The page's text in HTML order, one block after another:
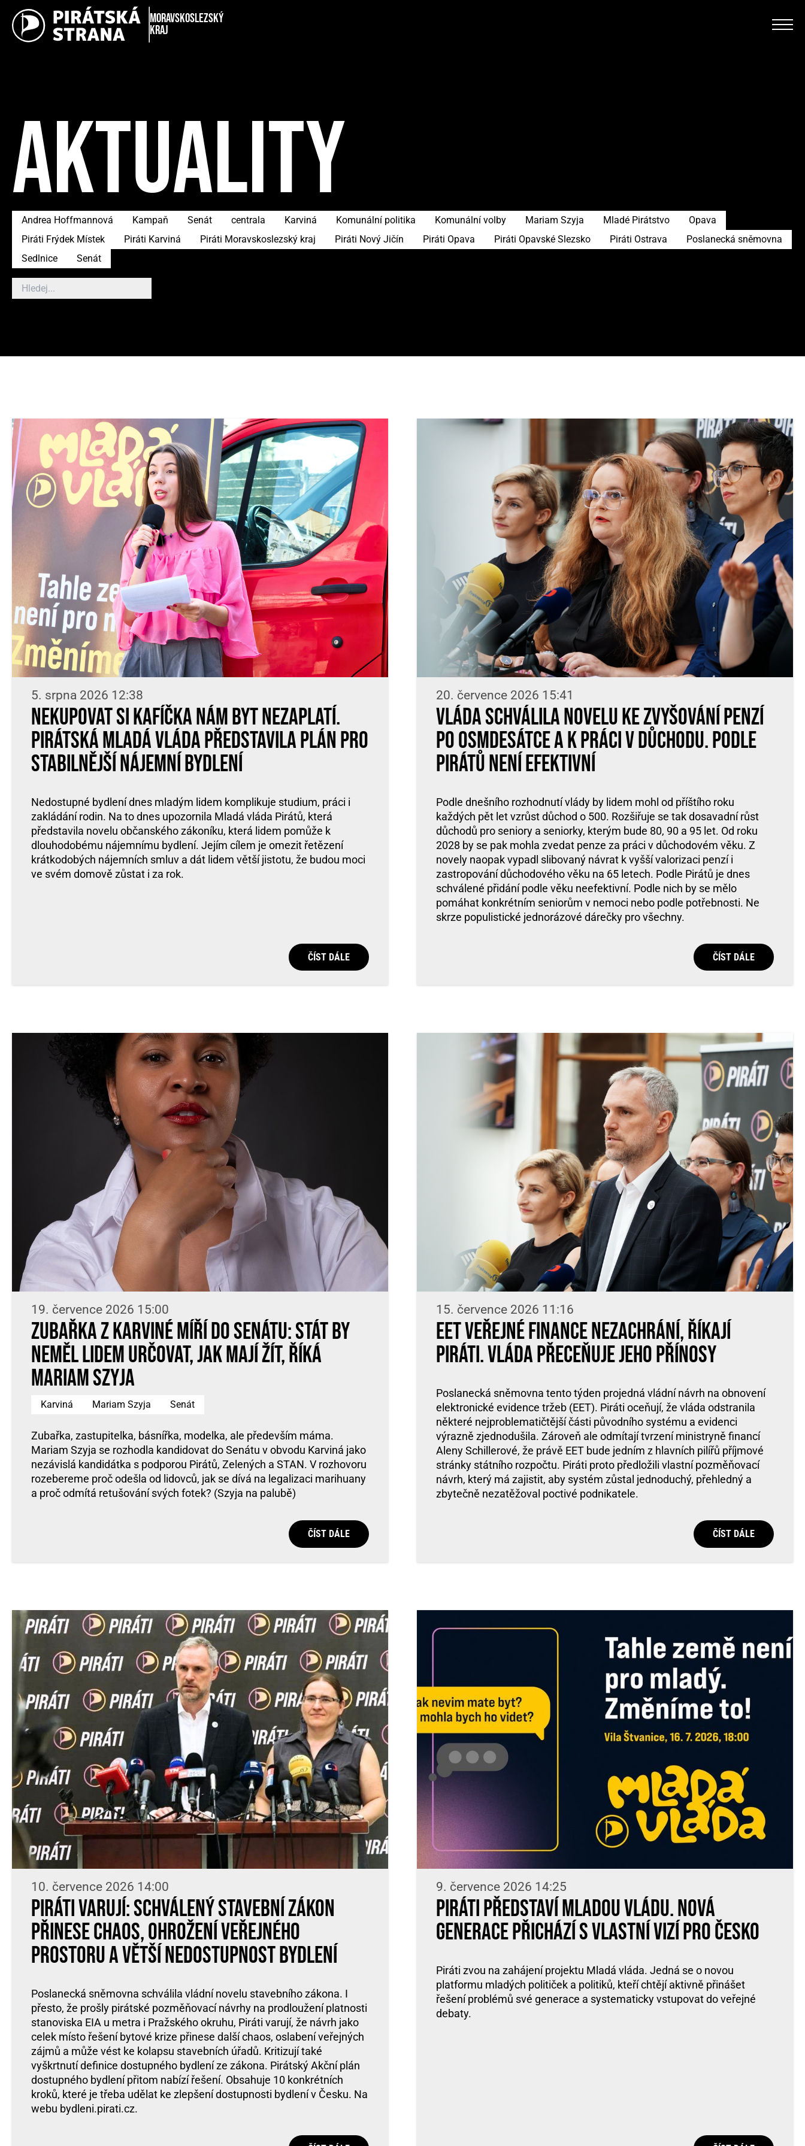
Moravskoslezský
kraj
AKTUALITY
Andrea Hoffmannová Kampaň Senát centrala Karviná Komunální politika Komunální volby Mariam Szyja Mladé Pirátstvo
Opava
Piráti Frýdek Místek
Piráti Karviná Piráti Moravskoslezský kraj Piráti Nový Jičín Piráti Opava Piráti Opavské Slezsko Piráti Ostrava
Poslanecká sněmovna
Sedlnice
Senát
5. srpna 2026 12:38
Nekupovat si kafíčka nám byt nezaplatí.
Pirátská Mladá vláda představila plán pro
stabilnější nájemní bydlení
Nedostupné bydlení dnes mladým lidem komplikuje studium, práci i
zakládání rodin. Na to dnes upozornila Mladá vláda Pirátů, která
představila novelu občanského zákoníku, která lidem pomůže k
dlouhodobému nájemnímu bydlení. Jejím cílem je omezit řetězení
krátkodobých nájemních smluv a dát lidem větší jistotu, že budou moci
ve svém domově zůstat i za rok.
ČÍST DÁLE
20. července 2026 15:41
Vláda schválila novelu ke zvyšování penzí
po osmdesátce a k práci v důchodu. Podle
Pirátů není efektivní
Podle dnešního rozhodnutí vlády by lidem mohl od příštího roku
každých pět let vzrůst důchod o 500. Rozšiřuje se tak dosavadní růst
důchodů pro seniory a seniorky, kterým bude 80, 90 a 95 let. Od roku
2028 by se pak mohla zvedat penze za práci v důchodovém věku. Z
novely naopak vypadl slibovaný návrat k vyšší valorizaci penzí i
zastropování důchodového věku na 65 letech. Podle Pirátů je dnes
schválené přidání podle věku neefektivní. Podle nich by se mělo
pomáhat konkrétním seniorům v nemoci nebo podle potřebnosti. Ne
skrze populistické jednorázové dárečky pro všechny.
ČÍST DÁLE
19. července 2026 15:00
Zubařka z Karviné míří do Senátu: Stát by
neměl lidem určovat, jak mají žít, říká
Mariam Szyja
Karviná Mariam Szyja Senát
Zubařka, zastupitelka, básnířka, modelka, ale především máma.
Mariam Szyja se rozhodla kandidovat do Senátu v obvodu Karviná jako
nezávislá kandidátka s podporou Pirátů, Zelených a STAN. V rozhovoru
rozebereme proč odešla od lidovců, jak se dívá na legalizaci marihuany
a proč odmítá retušování svých fotek? (Szyja na palubě)
ČÍST DÁLE
15. července 2026 11:16
EET veřejné finance nezachrání, říkají
Piráti. Vláda přeceňuje jeho přínosy
Poslanecká sněmovna tento týden projedná vládní návrh na obnovení
elektronické evidence tržeb (EET). Piráti oceňují, že vláda odstranila
některé nejproblematičtější části původního systému a evidenci
výrazně zjednodušila. Zároveň ale odmítají tvrzení ministryně financí
Aleny Schillerové, že právě EET bude jedním z hlavních pilířů příjmové
stránky státního rozpočtu. Piráti proto předložili vlastní pozměňovací
návrh, který má zajistit, aby systém zůstal jednoduchý, přehledný a
zbytečně nezatěžoval poctivé podnikatele.
ČÍST DÁLE
10. července 2026 14:00
Piráti varují: Schválený stavební zákon
přinese chaos, ohrožení veřejného
prostoru a větší nedostupnost bydlení
Poslanecká sněmovna schválila vládní novelu stavebního zákona. I
přesto, že prošly pirátské pozměňovací návrhy na prodloužení platnosti
stanoviska EIA u metra i Pražského okruhu, Piráti varují, že návrh jako
celek místo řešení bytové krize přinese další chaos, oslabení veřejných
zájmů a může vést ke kolapsu stavebních úřadů. Kritizují také
vyškrtnutí definice dostupného bydlení ze zákona. Pirátský Akční plán
dostupného bydlení přitom nabízí řešení. Obsahuje 10 konkrétních
kroků, které je třeba udělat ke zlepšení dostupnosti bydlení v Česku. Na
webu bydleni.pirati.cz.
9. července 2026 14:25
Piráti představí Mladou vládu. Nová
generace přichází s vlastní vizí pro Česko
Piráti zvou na zahájení projektu Mladá vláda. Jedná se o novou
platformu mladých političek a politiků, kteří chtějí aktivně přinášet
řešení problémů své generace a systematicky vstupovat do veřejné
debaty.